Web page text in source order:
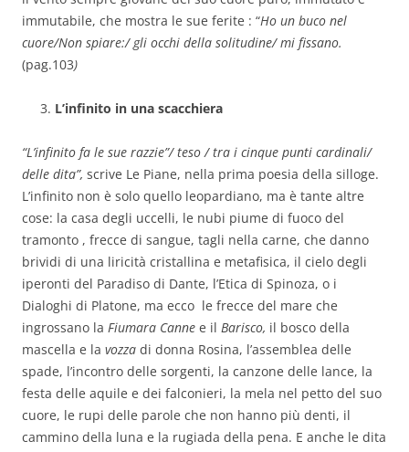
immutabile, che mostra le sue ferite : “Ho un buco nel
cuore/Non spiare:/ gli occhi della solitudine/ mi fissano.
(pag.103)
L’infinito in una scacchiera
“L’infinito fa le sue razzie”/ teso / tra i cinque punti cardinali/
delle dita”, scrive Le Piane, nella prima poesia della silloge.
L’infinito non è solo quello leopardiano, ma è tante altre
cose: la casa degli uccelli, le nubi piume di fuoco del
tramonto , frecce di sangue, tagli nella carne, che danno
brividi di una liricità cristallina e metafisica, il cielo degli
iperonti del Paradiso di Dante, l’Etica di Spinoza, o i
Dialoghi di Platone, ma ecco le frecce del mare che
ingrossano la Fiumara Canne e il Barisco, il bosco della
mascella e la vozza di donna Rosina, l’assemblea delle
spade, l’incontro delle sorgenti, la canzone delle lance, la
festa delle aquile e dei falconieri, la mela nel petto del suo
cuore, le rupi delle parole che non hanno più denti, il
cammino della luna e la rugiada della pena. E anche le dita